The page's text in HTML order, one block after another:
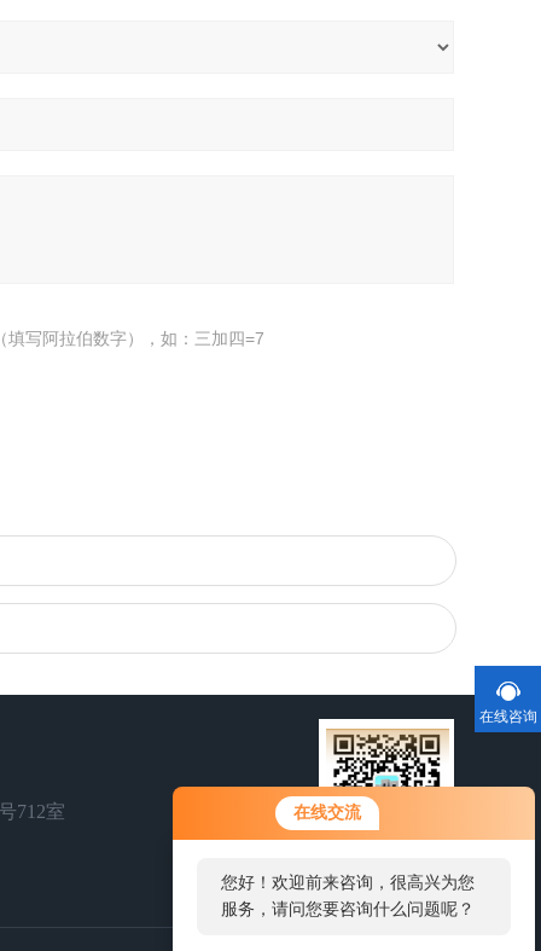
在线交流
您好！欢迎前来咨询，很高兴为您
服务，请问您要咨询什么问题呢？
填写阿拉伯数字），如：三加四=7
712室
扫一扫，关注我们
在线咨询